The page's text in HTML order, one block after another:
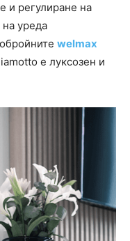
и регулиране на
уреда
welmax
е луксозен и